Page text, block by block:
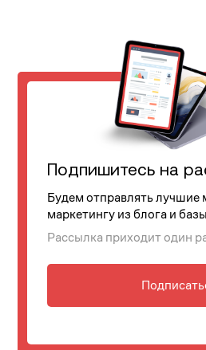
Подпишитесь на
Будем отправлять лучшие
маркетингу из блога и
Рассылка приходит один